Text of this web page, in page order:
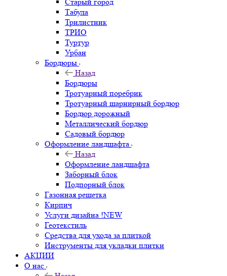
Табула
Трилистник
ТРИО
Туртур
Урбан
Бордюры
Назад
Бордюры
Тротуарный поребрик
Тротуарный шарнирный бордюр
Бордюр дорожный
Металлический бордюр
Садовый бордюр
Оформление ландшафта
Назад
Оформление ландшафта
Заборный блок
Подпорный блок
Газонная решетка
Кирпич
Услуги дизайна !NEW
Геотекстиль
Средства для ухода за плиткой
Инструменты для укладки плитки
АКЦИИ
О нас